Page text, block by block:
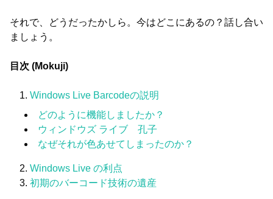
それで、どうだったかしら。今はどこにあるの？話し合い
ましょう。
目次 (Mokuji)
Windows Live Barcodeの説明
どのように機能しましたか？
ウィンドウズ ライブ 孔子
なぜそれが色あせてしまったのか？
Windows Live の利点
初期のバーコード技術の遺産